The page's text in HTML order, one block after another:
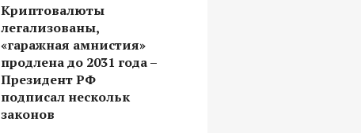
Криптовалюты
легализованы,
«гаражная амнистия»
продлена до 2031 года –
Президент РФ
подписал нескольк
законов